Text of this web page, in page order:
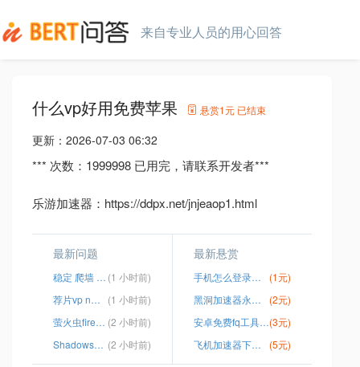
来自专业人员的用心回答
什么vp好用免费苹果 悬赏1元 已结束
更新： 2026-07-03 06:32
*** 次数：1999998 已用完，请联系开发者***
乐游加速器：https://ddpx.net/jnjeaop1.html
最新问题
稳定 爬墙 工具 (1 小时前)
荐片vp n下载
(1 小时前)
萤火虫firefly 加速器 (2 小时前)
Shadowsocket 安卓 (2 小时前)
最新悬赏
手机怎么登录谷歌
(1元)
黑洞加速器永久免费外网
(2元)
安卓免费fq工具最新(3元)
飞机加速器下载安卓
(5元)